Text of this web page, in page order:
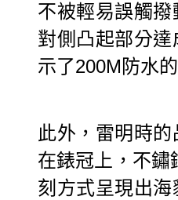
不被輕易誤觸
對側凸起部分
示了200M防水
此外，雷明時
在錶冠上，不鏽
刻方式呈現出